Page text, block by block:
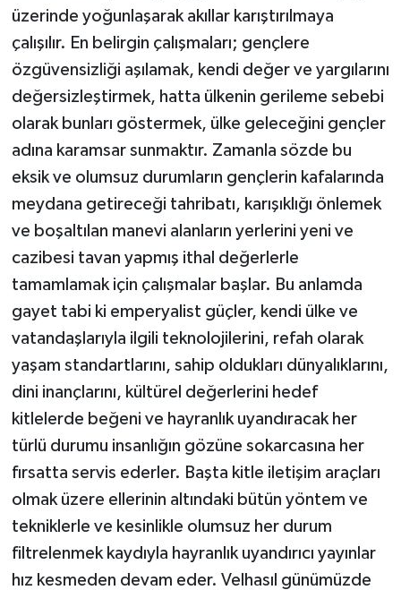
üzerinde yoğunlaşarak akıllar karıştırılmaya
çalışılır. En belirgin çalışmaları; gençlere
özgüvensizliği aşılamak, kendi değer ve yargılarını
değersizleştirmek, hatta ülkenin gerileme sebebi
olarak bunları göstermek, ülke geleceğini gençler
adına karamsar sunmaktır. Zamanla sözde bu
eksik ve olumsuz durumların gençlerin kafalarında
meydana getireceği tahribatı, karışıklığı önlemek
ve boşaltılan manevi alanların yerlerini yeni ve
cazibesi tavan yapmış ithal değerlerle
tamamlamak için çalışmalar başlar. Bu anlamda
gayet tabi ki emperyalist güçler, kendi ülke ve
vatandaşlarıyla ilgili teknolojilerini, refah olarak
yaşam standartlarını, sahip oldukları dünyalıklarını,
dini inançlarını, kültürel değerlerini hedef
kitlelerde beğeni ve hayranlık uyandıracak her
türlü durumu insanlığın gözüne sokarcasına her
fırsatta servis ederler. Başta kitle iletişim araçları
olmak üzere ellerinin altındaki bütün yöntem ve
tekniklerle ve kesinlikle olumsuz her durum
filtrelenmek kaydıyla hayranlık uyandırıcı yayınlar
hız kesmeden devam eder. Velhasıl günümüzde